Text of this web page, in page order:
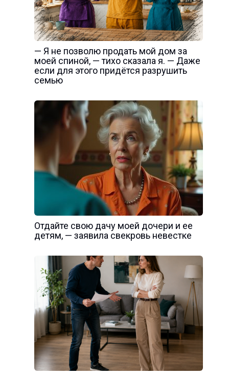
— Я не позволю продать мой дом за
моей спиной, — тихо сказала я. — Даже
если для этого придётся разрушить
семью
Отдайте свою дачу моей дочери и ее
детям, — заявила свекровь невестке